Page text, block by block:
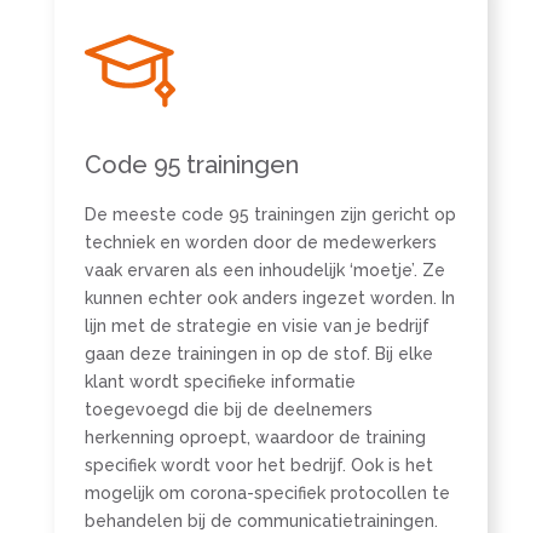
Code 95 trainingen
De meeste code 95 trainingen zijn gericht op
techniek en worden door de medewerkers
vaak ervaren als een inhoudelijk ‘moetje’. Ze
kunnen echter ook anders ingezet worden. In
lijn met de strategie en visie van je bedrijf
gaan deze trainingen in op de stof. Bij elke
klant wordt specifieke informatie
toegevoegd die bij de deelnemers
herkenning oproept, waardoor de training
specifiek wordt voor het bedrijf. Ook is het
mogelijk om corona-specifiek protocollen te
behandelen bij de communicatietrainingen.